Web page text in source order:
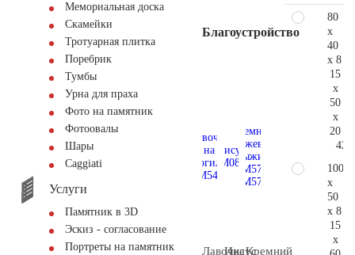
Мемориальная доска
Скамейки
Тротуарная плитка
Поребрик
Тумбы
Урна для праха
Фото на памятник
Фотоовалы
Шары
Сaggiati
Услуги
Памятник в 3D
Эскиз - согласование
Портреты на памятник
Благоустройство
Лавочка
ИисусКремний
80
x
40
x 8
15
x
50
x
20
100
x
50
x 8
15
x